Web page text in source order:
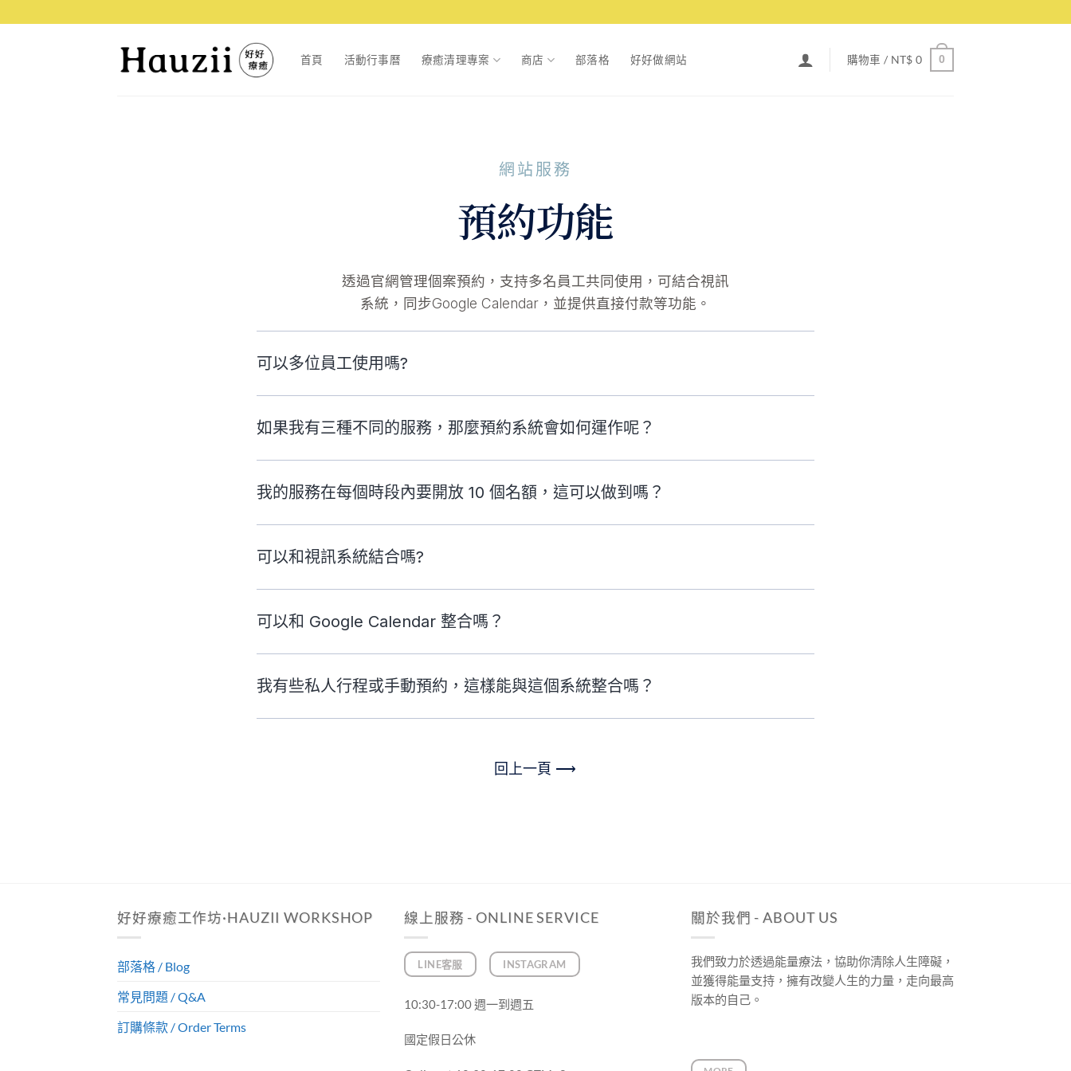
首頁 活動行事曆 療癒清理專案 商店 部落格 好好做網站 購物車 / NT$ 0 0
網站服務
預約功能
透過官網管理個案預約，支持多名員工共同使用，可結合視訊
系統，同步Google Calendar，並提供直接付款等功能。
可以多位員工使用嗎?
如果我有三種不同的服務，那麼預約系統會如何運作呢？
我的服務在每個時段內要開放 10 個名額，這可以做到嗎？
可以和視訊系統結合嗎?
可以和 Google Calendar 整合嗎？
我有些私人行程或手動預約，這樣能與這個系統整合嗎？
回上一頁 ⟶
好好療癒工作坊·HAUZII WORKSHOP
部落格 / Blog
常見問題 / Q&A
訂購條款 / Order Terms
線上服務 - ONLINE SERVICE
LINE客服 INSTAGRAM
10:30-17:00 週一到週五
國定假日公休
關於我們 - ABOUT US
我們致力於透過能量療法，協助你清除人生障礙，
並獲得能量支持，擁有改變人生的力量，走向最高
版本的自己。